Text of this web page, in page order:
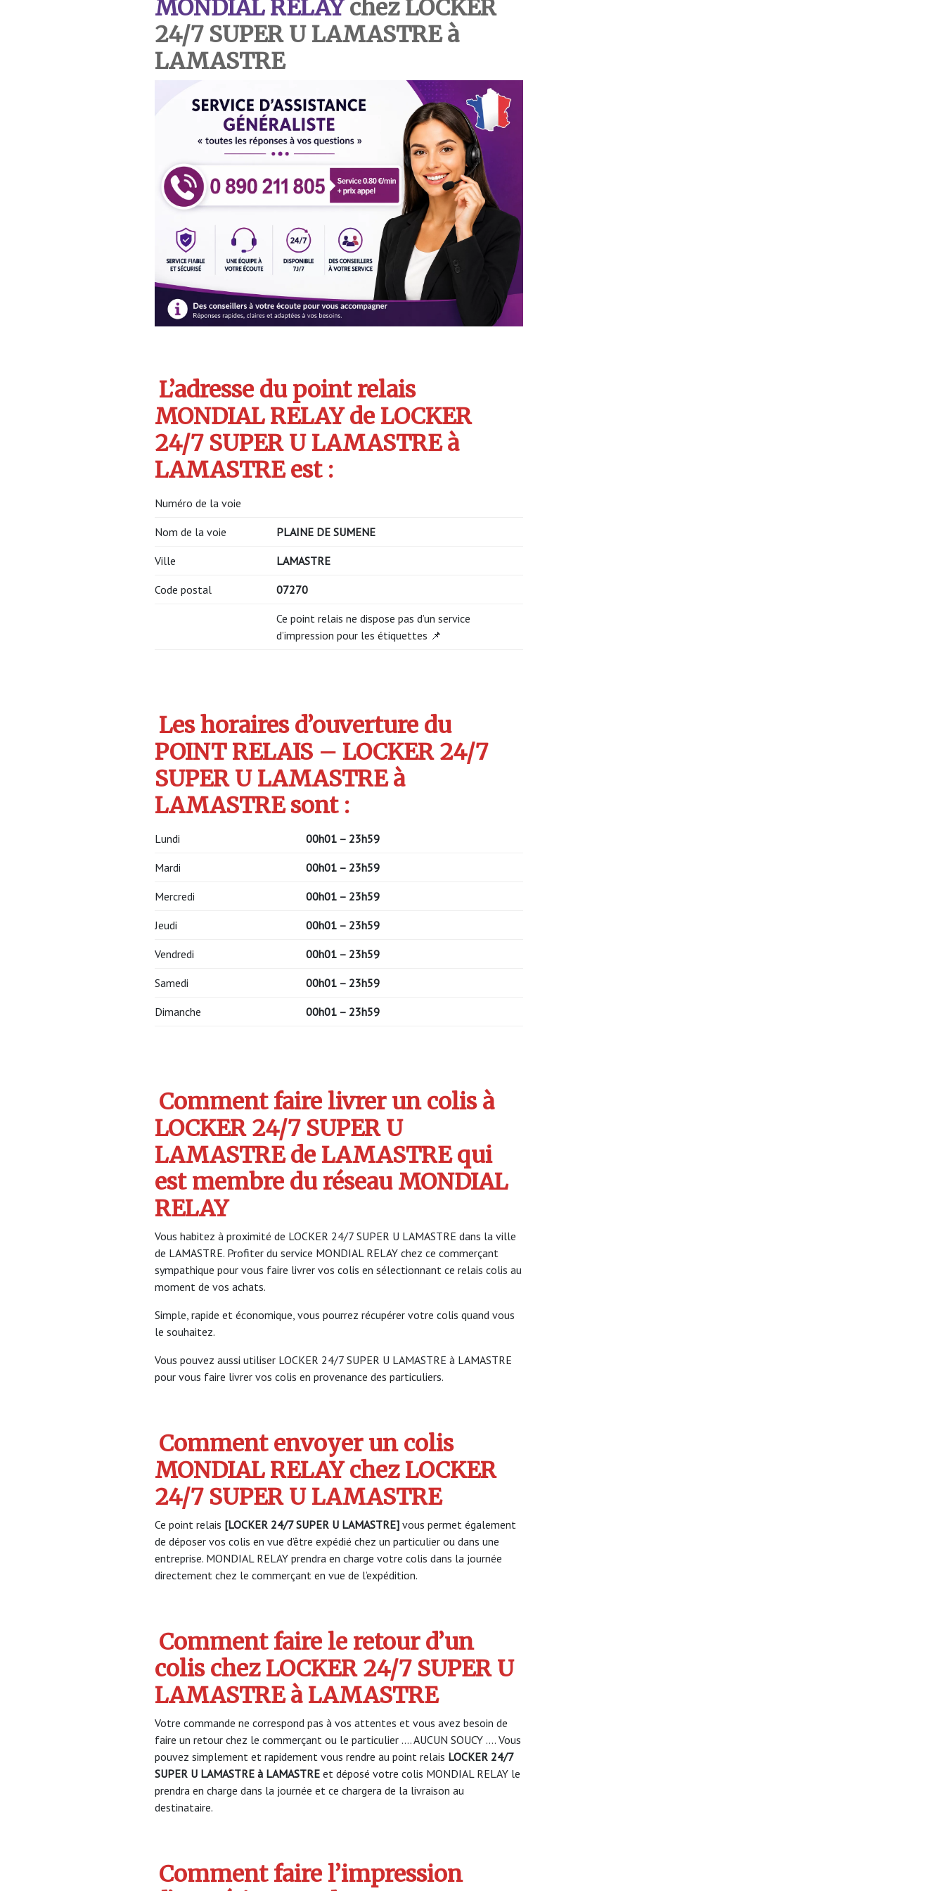
MONDIAL RELAYchez LOCKER
24/7 SUPER U LAMASTRE à
LAMASTRE
L’adresse du point relais
MONDIAL RELAY de LOCKER
24/7 SUPER U LAMASTRE à
LAMASTRE est :
Numéro de la voie
Nom de la voie PLAINE DE SUMENE
Ville LAMASTRE
Code postal 07270
Ce point relais ne dispose pas d’un service
d’impression pour les étiquettes 📌
Les horaires d’ouverture du
POINT RELAIS – LOCKER 24/7
SUPER U LAMASTRE à
LAMASTRE sont :
Lundi 00h01 – 23h59
Mardi 00h01 – 23h59
Mercredi 00h01 – 23h59
Jeudi 00h01 – 23h59
Vendredi 00h01 – 23h59
Samedi 00h01 – 23h59
Dimanche 00h01 – 23h59
Comment faire livrer un colis à
LOCKER 24/7 SUPER U
LAMASTRE de LAMASTRE qui
est membre du réseau MONDIAL
RELAY
Vous habitez à proximité de LOCKER 24/7 SUPER U LAMASTRE dans la ville
de LAMASTRE. Profiter du service MONDIAL RELAY chez ce commerçant
sympathique pour vous faire livrer vos colis en sélectionnant ce relais colis au
moment de vos achats.
Simple, rapide et économique, vous pourrez récupérer votre colis quand vous
le souhaitez.
Vous pouvez aussi utiliser LOCKER 24/7 SUPER U LAMASTRE à LAMASTRE
pour vous faire livrer vos colis en provenance des particuliers.
Comment envoyer un colis
MONDIAL RELAY chez LOCKER
24/7 SUPER U LAMASTRE
Ce point relais [LOCKER 24/7 SUPER U LAMASTRE] vous permet également
de déposer vos colis en vue d’être expédié chez un particulier ou dans une
entreprise. MONDIAL RELAY prendra en charge votre colis dans la journée
directement chez le commerçant en vue de l’expédition.
Comment faire le retour d’un
colis chez LOCKER 24/7 SUPER U
LAMASTRE à LAMASTRE
Votre commande ne correspond pas à vos attentes et vous avez besoin de
faire un retour chez le commerçant ou le particulier …. AUCUN SOUCY …. Vous
pouvez simplement et rapidement vous rendre au point relais LOCKER 24/7
SUPER U LAMASTRE à LAMASTRE et déposé votre colis MONDIAL RELAY le
prendra en charge dans la journée et ce chargera de la livraison au
destinataire.
Comment faire l’impression